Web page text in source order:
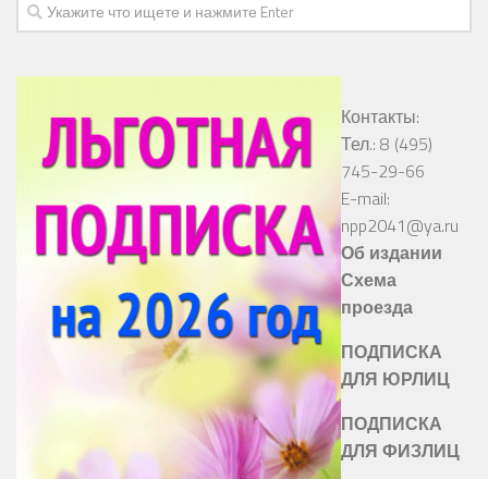
Контакты:
Тел.: 8 (495)
745-29-66
E-mail:
npp2041@ya.ru
Об издании
Схема
проезда
ПОДПИСКА
ДЛЯ ЮРЛИЦ
ПОДПИСКА
ДЛЯ ФИЗЛИЦ